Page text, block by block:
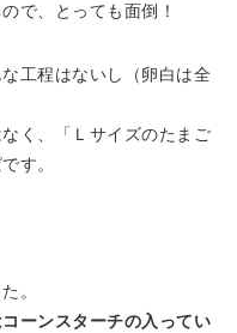
で、とっても面倒！
工程はないし（卵白は全
く、「Ｌサイズのたまご
す。
。
コーンスターチの入ってい